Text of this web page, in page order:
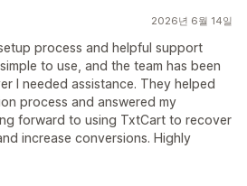
2026년 6월 14일
process and helpful support
to use, and the team has been
I needed assistance. They helped
process and answered my
forward to using TxtCart to recover
increase conversions. Highly